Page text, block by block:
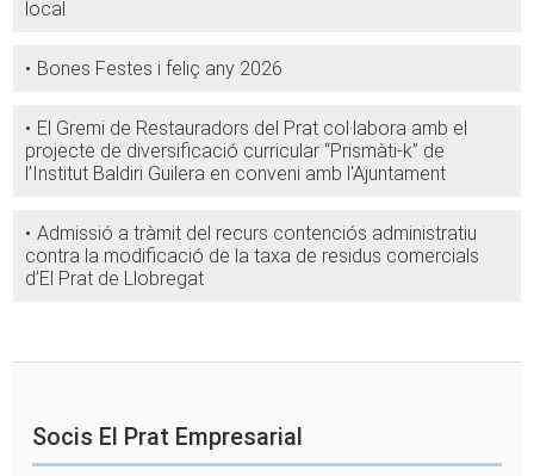
local
Bones Festes i feliç any 2026
El Gremi de Restauradors del Prat col·labora amb el
projecte de diversificació curricular “Prismàti-k” de
l’Institut Baldiri Guilera en conveni amb l'Ajuntament
Admissió a tràmit del recurs contenciós administratiu
contra la modificació de la taxa de residus comercials
d’El Prat de Llobregat
Socis El Prat Empresarial